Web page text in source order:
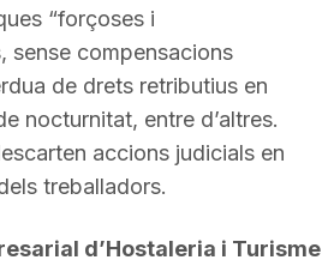
“forçoses i
sense compensacions
de drets retributius en
nocturnitat, entre d’altres.
accions judicials en
treballadors.
d’Hostaleria i Turisme